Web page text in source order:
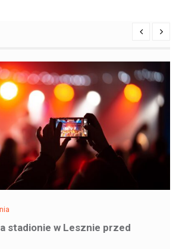
stadionie w Lesznie przed